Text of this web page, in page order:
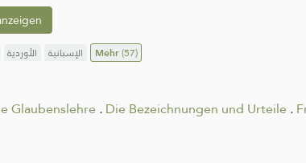
الأوردية الإسبانية Mehr(57)
Glaubenslehre .Die Bezeichnungen und Urteile .